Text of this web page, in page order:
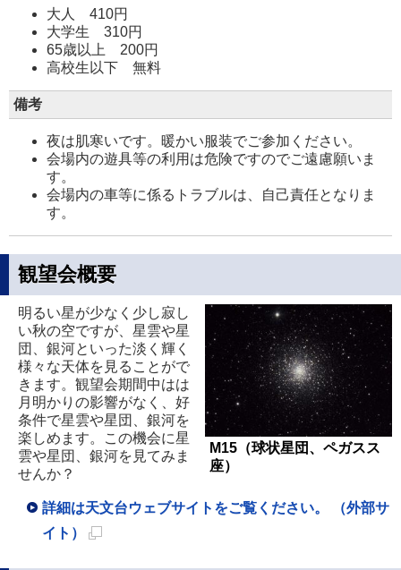
大人 410円
大学生 310円
65歳以上 200円
高校生以下 無料
備考
夜は肌寒いです。暖かい服装でご参加ください。
会場内の遊具等の利用は危険ですのでご遠慮願いま
す。
会場内の車等に係るトラブルは、自己責任となりま
す。
観望会概要
M15（球状星団、ペガスス
座）
明るい星が少なく少し寂し
い秋の空ですが、星雲や星
団、銀河といった淡く輝く
様々な天体を見ることがで
きます。観望会期間中はは
月明かりの影響がなく、好
条件で星雲や星団、銀河を
楽しめます。この機会に星
雲や星団、銀河を見てみま
せんか？
詳細は天文台ウェブサイトをご覧ください。 （外部サ
イト）